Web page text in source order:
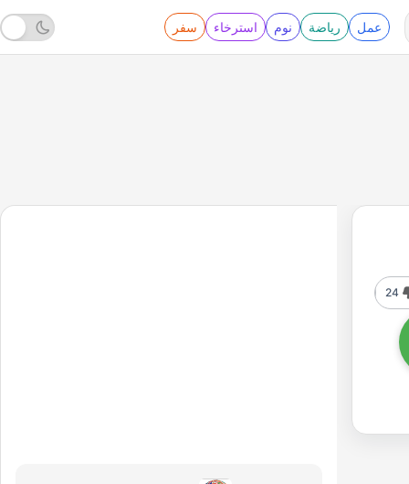
عمل رياضة نوم استرخاء سفر
24